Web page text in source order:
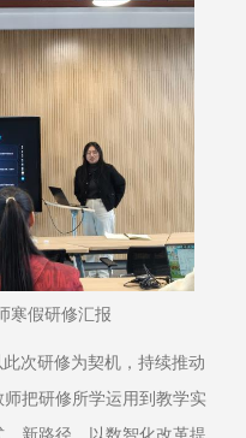
寒假研修汇报
次研修为契机，持续推动
把研修所学运用到教学实